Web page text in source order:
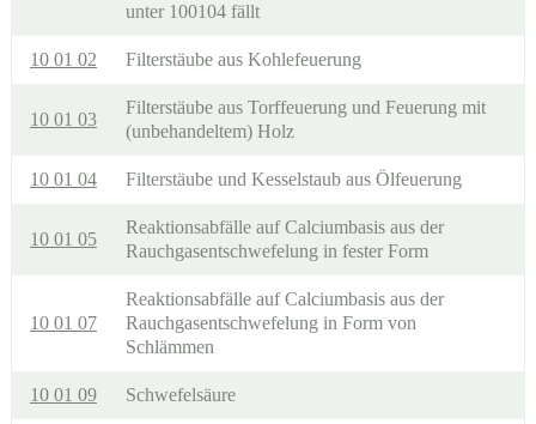
unter 100104 fällt
10 01 02 Filterstäube aus Kohlefeuerung
10 01 03
Filterstäube aus Torffeuerung und Feuerung mit
(unbehandeltem) Holz
10 01 04 Filterstäube und Kesselstaub aus Ölfeuerung
10 01 05
Reaktionsabfälle auf Calciumbasis aus der
Rauchgasentschwefelung in fester Form
10 01 07
Reaktionsabfälle auf Calciumbasis aus der
Rauchgasentschwefelung in Form von
Schlämmen
10 01 09 Schwefelsäure